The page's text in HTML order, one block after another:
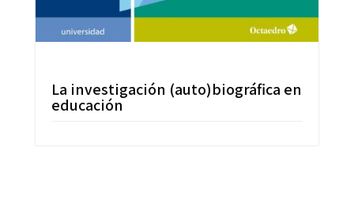
La investigación (auto)biográfica en
educación